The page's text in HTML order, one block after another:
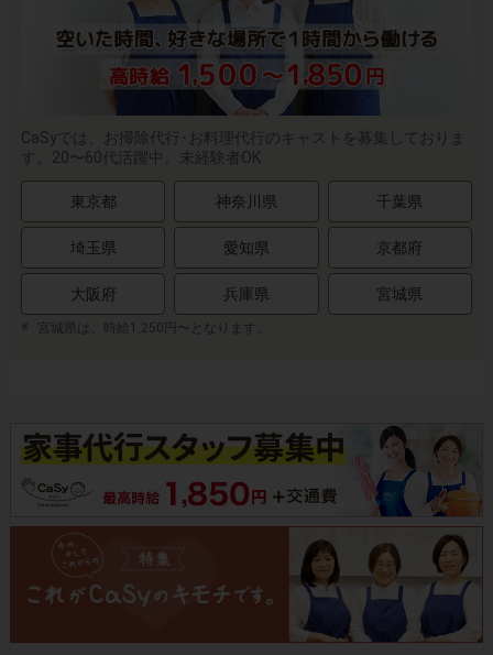
CaSyでは、お掃除代行･お料理代行のキャストを募集しておりま
す。20〜60代活躍中。未経験者OK
東京都 神奈川県 千葉県
埼玉県 愛知県 京都府
大阪府 兵庫県 宮城県
宮城県は、時給1,250円〜となります。